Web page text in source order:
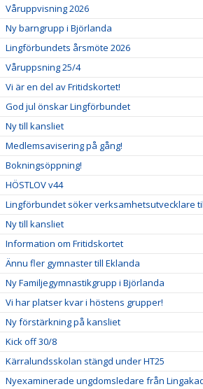
Våruppvisning 2026
Ny barngrupp i Björlanda
Lingförbundets årsmöte 2026
Våruppsning 25/4
Vi är en del av Fritidskortet!
God jul önskar Lingförbundet
Ny till kansliet
Medlemsavisering på gång!
Bokningsöppning!
HÖSTLOV v44
Lingförbundet söker verksamhetsutvecklare
Ny till kansliet
Information om Fritidskortet
Ännu fler gymnaster till Eklanda
Ny Familjegymnastikgrupp i Björlanda
Vi har platser kvar i höstens grupper!
Ny förstärkning på kansliet
Kick off 30/8
Kärralundsskolan stängd under HT25
Nyexaminerade ungdomsledare från